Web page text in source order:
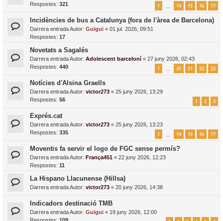
Respostes: 321 1 14 15 16 17
Incidències de bus a Catalunya (fora de l'àrea de Barcelona)
Darrera entrada Autor: Guigui « 01 jul. 2026, 09:51
Respostes: 17
Novetats a Sagalés
Darrera entrada Autor: Adolescent barceloní « 27 juny 2026, 02:43
Respostes: 440 1 20 21 22 23
Notícies d'Alsina Graells
Darrera entrada Autor: victor273 « 25 juny 2026, 13:29
Respostes: 56 1 2 3
Exprés.cat
Darrera entrada Autor: victor273 « 25 juny 2026, 13:23
Respostes: 335 1 14 15 16 17
Moventis fa servir el logo de FGC sense permís?
Darrera entrada Autor: França451 « 22 juny 2026, 12:23
Respostes: 11
La Hispano Llacunense (Hillsa)
Darrera entrada Autor: victor273 « 20 juny 2026, 14:38
Indicadors destinació TMB
Darrera entrada Autor: Guigui « 19 juny 2026, 12:00